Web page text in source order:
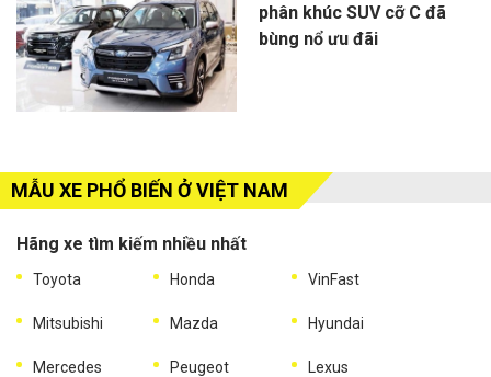
phân khúc SUV cỡ C đã
bùng nổ ưu đãi
MẪU XE PHỔ BIẾN Ở VIỆT NAM
Hãng xe tìm kiếm nhiều nhất
Toyota Honda VinFast
Mitsubishi Mazda Hyundai
Mercedes Peugeot Lexus